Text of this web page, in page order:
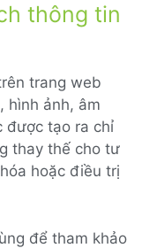
thông tin
trang web
hình ảnh, âm
được tạo ra chỉ
thay thế cho tư
hoặc điều trị
để tham khảo